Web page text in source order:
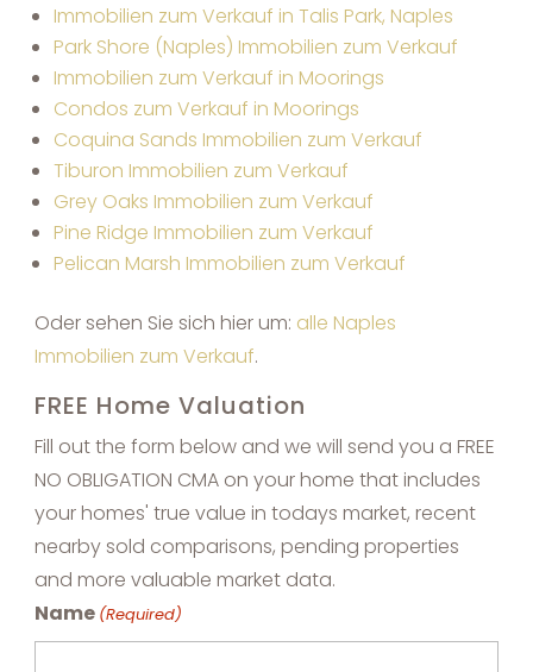
Immobilien zum Verkauf in Talis Park, Naples
Park Shore (Naples) Immobilien zum Verkauf
Immobilien zum Verkauf in Moorings
Condos zum Verkauf in Moorings
Coquina Sands Immobilien zum Verkauf
Tiburon Immobilien zum Verkauf
Grey Oaks Immobilien zum Verkauf
Pine Ridge Immobilien zum Verkauf
Pelican Marsh Immobilien zum Verkauf
Oder sehen Sie sich hier um: alle Naples
Immobilien zum Verkauf.
FREE Home Valuation
Fill out the form below and we will send you a FREE
NO OBLIGATION CMA on your home that includes
your homes' true value in todays market, recent
nearby sold comparisons, pending properties
and more valuable market data.
Name (Required)